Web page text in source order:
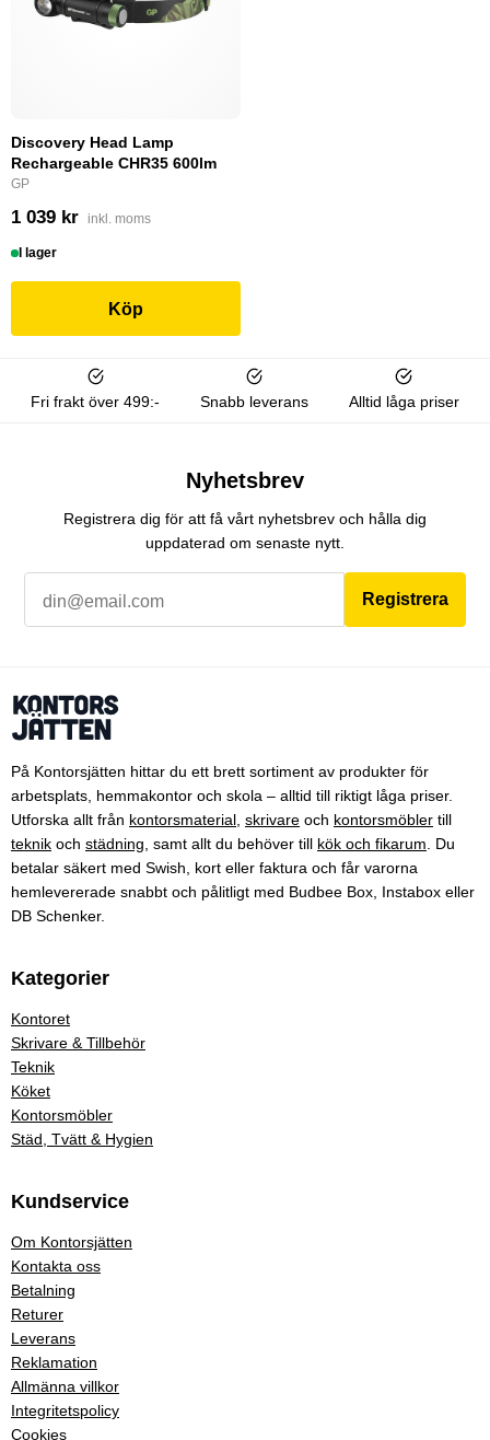
Discovery Head Lamp
Rechargeable CHR35 600lm
GP
1 039 kr inkl. moms
I lager
Köp
Fri frakt över 499:- Snabb leverans Alltid låga priser
Nyhetsbrev
Registrera dig för att få vårt nyhetsbrev och hålla dig
uppdaterad om senaste nytt.
Registrera
På Kontorsjätten hittar du ett brett sortiment av produkter för
arbetsplats, hemmakontor och skola – alltid till riktigt låga priser.
Utforska allt från kontorsmaterial skrivare och kontorsmöbler till
teknik och städning , samt allt du behöver till kök och fikarum . Du
betalar säkert med Swish, kort eller faktura och får varorna
hemlevererade snabbt och pålitligt med Budbee Box, Instabox eller
DB Schenker.
Kategorier
Kontoret
Skrivare & Tillbehör
Teknik
Köket
Kontorsmöbler
Städ, Tvätt & Hygien
Kundservice
Om Kontorsjätten
Kontakta oss
Betalning
Returer
Leverans
Reklamation
Allmänna villkor
Integritetspolicy
Cookies